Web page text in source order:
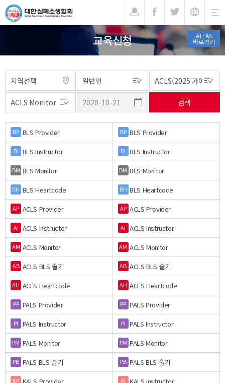
ATLAS
바로가기
교육신청
BP BLS Provider BP BLS Provider
BI BLS Instructor BI BLS Instructor
BM BLS Monitor BM BLS Monitor
BH BLS Heartcode BH BLS Heartcode
AP ACLS Provider AP ACLS Provider
AI ACLS Instructor AI ACLS Instructor
AM ACLS Monitor AM ACLS Monitor
AB ACLS BLS 술기 AB ACLS BLS 술기
AH ACLS Heartcode AH ACLS Heartcode
PP PALS Provider PP PALS Provider
PI PALS Instructor PI PALS Instructor
PM PALS Monitor PM PALS Monitor
PB PALS BLS 술기 PB PALS BLS 술기
KP KI